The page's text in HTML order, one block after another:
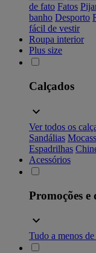
de fato Fatos
banho Desporto
fácil de vestir
Roupa interior
Plus size
Calçados
Ver todos os
Sandálias
Espadrilhas
Acessórios
Promoções e
Tudo a menos